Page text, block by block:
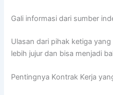
Gali informasi dari sumber
Ulasan dari pihak ketiga
lebih jujur dan bisa menjadi
Pentingnya Kontrak Kerja